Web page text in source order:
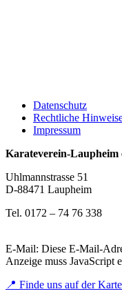
Datenschutz
Rechtliche
Impressum
Karateverein-Laupheim
Uhlmannstrasse 51
D-88471 Laupheim
Tel. 0172 – 74 76 338
E-Mail: Diese E-Mail-
Anzeige muss JavaScript
📍 Finde uns auf der Karte